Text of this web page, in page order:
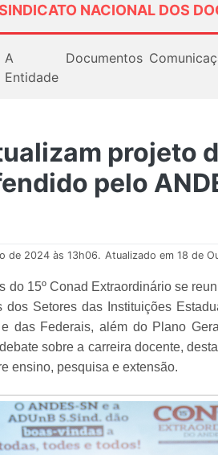
NACIONAL DOS
A
Entidade
Documentos
projeto
pelo
de 2024 às 13h06. Atualizado em 18 de
do 15º Conad Extraordinário se
Setores das Instituições
e das Federais, além do Plano
sobre a carreira docente,
ensino, pesquisa e extensão.